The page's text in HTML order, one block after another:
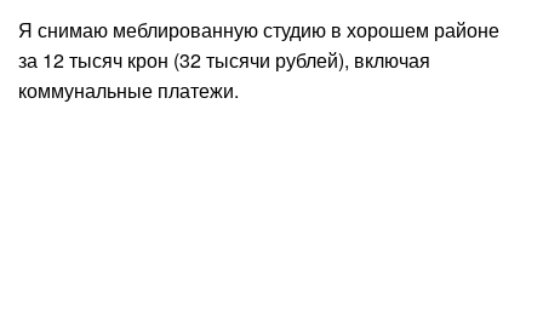
Я снимаю меблированную студию в хорошем районе
за 12 тысяч крон (32 тысячи рублей), включая
коммунальные платежи.